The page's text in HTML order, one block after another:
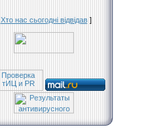
Хто нас сьогодні відвідав]